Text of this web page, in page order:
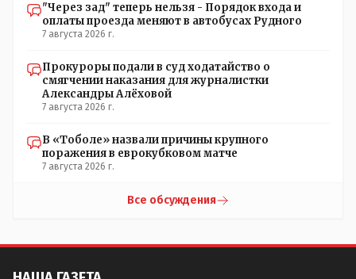
"Через зад" теперь нельзя - Порядок входа и
оплаты проезда меняют в автобусах Рудного
7 августа 2026 г.
Прокуроры подали в суд ходатайство о
смягчении наказания для журналистки
Александры Алёховой
7 августа 2026 г.
В «Тоболе» назвали причины крупного
поражения в еврокубковом матче
7 августа 2026 г.
Все обсуждения